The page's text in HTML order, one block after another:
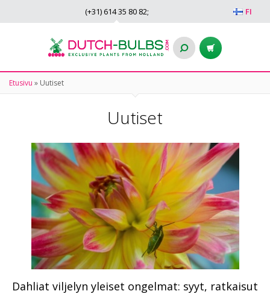
FI
(+31) 614 35 80 82;
Etusivu » Uutiset
Uutiset
Dahliat viljelyn yleiset ongelmat: syyt, ratkaisut